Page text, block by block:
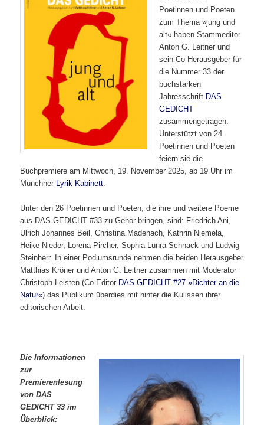
Poetinnen und Poeten
zum Thema »jung und
alt« haben Stammeditor
Anton G. Leitner und
sein Co-Herausgeber für
die Nummer 33 der
buchstarken
Jahresschrift DAS
GEDICHT
zusammengetragen.
Unterstützt von 24
Poetinnen und Poeten
feiern sie die
Buchpremiere am Mittwoch, 19. November 2025, ab 19 Uhr im
Münchner Lyrik Kabinett.
Unter den 26 Poetinnen und Poeten, die ihre und weitere Poeme
aus DAS GEDICHT #33 zu Gehör bringen, sind: Friedrich Ani,
Ulrich Johannes Beil, Christina Madenach, Kathrin Niemela,
Heike Nieder, Lorena Pircher, Sophia Lunra Schnack und Ludwig
Steinherr. In einer Podiumsrunde nehmen die beiden Herausgeber
Matthias Kröner und Anton G. Leitner zusammen mit Moderator
Christoph Leisten (Co-Editor DAS GEDICHT #27 »Dichter an die
Natur«) das Publikum überdies mit hinter die Kulissen ihrer
editorischen Arbeit.
Die Informationen
zur
Premierenlesung
von DAS
GEDICHT 33 im
Überblick: